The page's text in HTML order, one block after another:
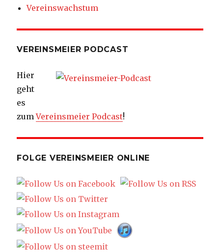
Vereinswachstum
VEREINSMEIER PODCAST
Hier
geht
es
zumVereinsmeier Podcast!
FOLGE VEREINSMEIER ONLINE